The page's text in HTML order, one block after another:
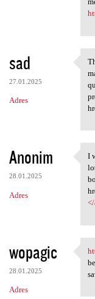
sad
27.01.2025
Adres
Anonim
28.01.2025
Adres
I
I
wopagic
28.01.2025
Adres